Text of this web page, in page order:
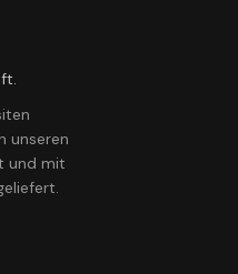
unseren
und mit